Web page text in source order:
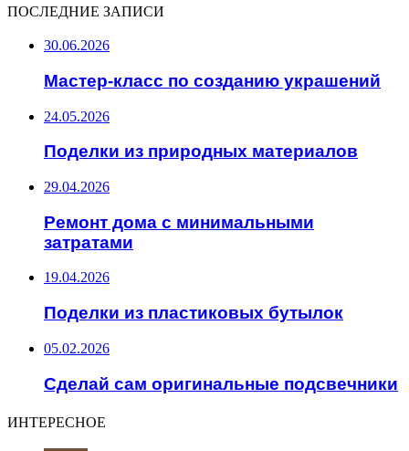
ПОСЛЕДНИЕ ЗАПИСИ
30.06.2026
Мастер-класс по созданию украшений
24.05.2026
Поделки из природных материалов
29.04.2026
Ремонт дома с минимальными
затратами
19.04.2026
Поделки из пластиковых бутылок
05.02.2026
Сделай сам оригинальные подсвечники
ИНТЕРЕСНОЕ